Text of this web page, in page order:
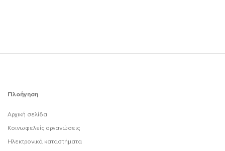
Πλοήγηση
Αρχική σελίδα
Κοινωφελείς οργανώσεις
Ηλεκτρονικά καταστήματα